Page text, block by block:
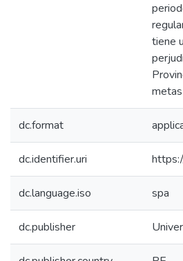
tiene
dc.format
dc.identifier.uri
dc.language.iso spa
dc.publisher